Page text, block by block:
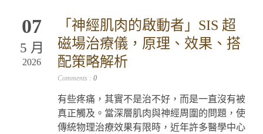
07
5 月
2026
「神經肌肉的啟動者」SIS 超
磁場治療儀，原理、效果、搭
配策略解析
Comments : 0
有些疼痛，其實不是治不好，而是一直沒有被
真正觸及。當深層肌肉與神經周圍的問題，使
傳統物理治療效果有限時，近年許多醫學中心